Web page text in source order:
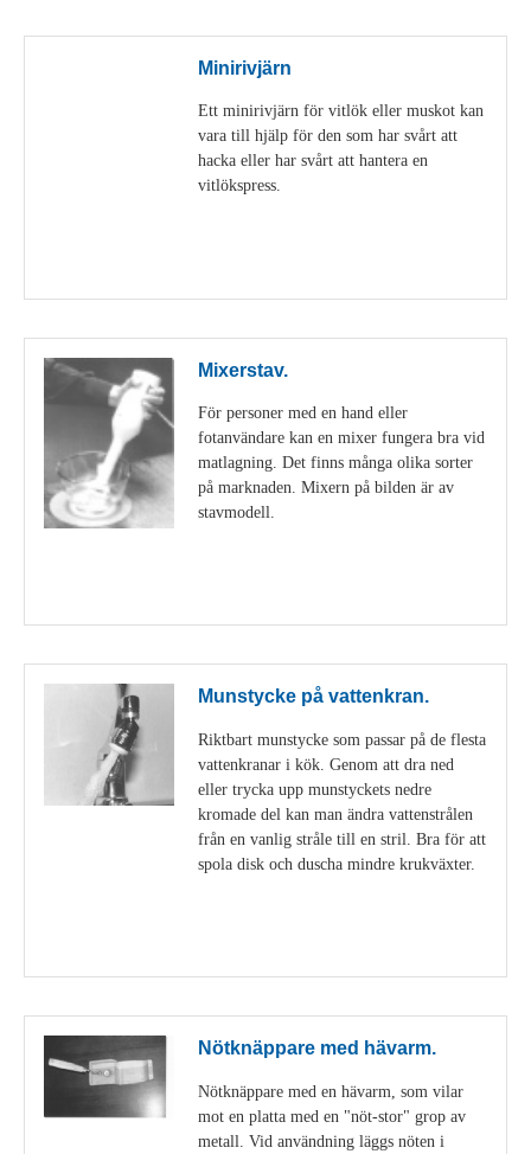
Minirivjärn
Ett minirivjärn för vitlök eller muskot kan
vara till hjälp för den som har svårt att
hacka eller har svårt att hantera en
vitlökspress.
Mixerstav.
För personer med en hand eller
fotanvändare kan en mixer fungera bra vid
matlagning. Det finns många olika sorter
på marknaden. Mixern på bilden är av
stavmodell.
Munstycke på vattenkran.
Riktbart munstycke som passar på de flesta
vattenkranar i kök. Genom att dra ned
eller trycka upp munstyckets nedre
kromade del kan man ändra vattenstrålen
från en vanlig stråle till en stril. Bra för att
spola disk och duscha mindre krukväxter.
Nötknäppare med hävarm.
Nötknäppare med en hävarm, som vilar
mot en platta med en "nöt-stor" grop av
metall. Vid användning läggs nöten i